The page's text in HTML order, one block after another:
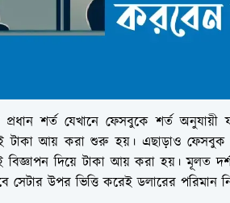
শর্ত যেখানে ফেসবুকে শর্ত
টাকা আয় করা শুরু হয়। এছাড়াও ফেসবুক
দিয়ে টাকা আয় করা হয়। মূলত
সেটার উপর ভিত্তি করেই ডলারের পরিমান